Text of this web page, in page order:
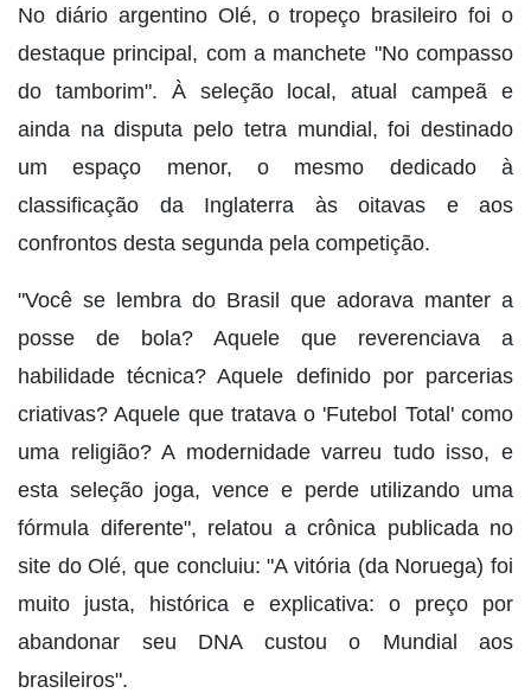
No diário argentino Olé, o tropeço brasileiro foi o
destaque principal, com a manchete "No compasso
do tamborim". À seleção local, atual campeã e
ainda na disputa pelo tetra mundial, foi destinado
um espaço menor, o mesmo dedicado à
classificação da Inglaterra às oitavas e aos
confrontos desta segunda pela competição.
"Você se lembra do Brasil que adorava manter a
posse de bola? Aquele que reverenciava a
habilidade técnica? Aquele definido por parcerias
criativas? Aquele que tratava o 'Futebol Total' como
uma religião? A modernidade varreu tudo isso, e
esta seleção joga, vence e perde utilizando uma
fórmula diferente", relatou a crônica publicada no
site do Olé, que concluiu: "A vitória (da Noruega) foi
muito justa, histórica e explicativa: o preço por
abandonar seu DNA custou o Mundial aos
brasileiros".